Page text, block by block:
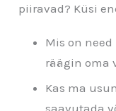
piiravad? Küsi
Mis on
räägin oma
Kas ma